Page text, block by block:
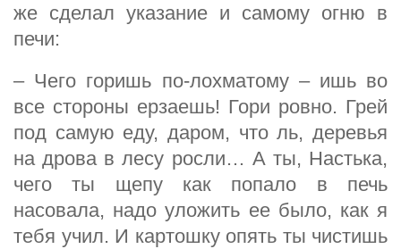
же сделал указание и самому огню в
печи:
– Чего горишь по-лохматому – ишь во
все стороны ерзаешь! Гори ровно. Грей
под самую еду, даром, что ль, деревья
на дрова в лесу росли… А ты, Настька,
чего ты щепу как попало в печь
насовала, надо уложить ее было, как я
тебя учил. И картошку опять ты чистишь